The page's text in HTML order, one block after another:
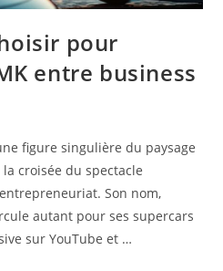
pour
entre business
figure singulière du paysage
croisée du spectacle
Son nom,
autant pour ses supercars
sur YouTube et …